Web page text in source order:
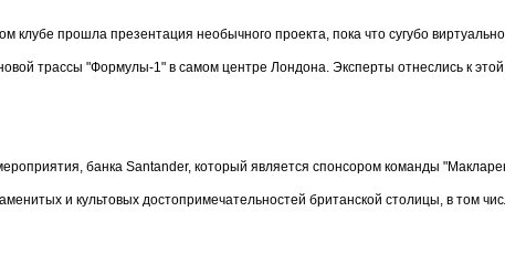
клубе прошла презентация необычного проекта, пока что сугубо
трассы "Формулы-1" в самом центре Лондона. Эксперты отнеслись к
банка Santander, который является спонсором команды
и культовых достопримечательностей британской столицы, в том